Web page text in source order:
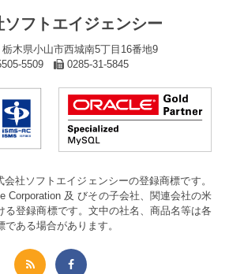
ソフトエイジェンシー
木県小山市西城南5丁目16番地9
5509
0285-31-5845
社ソフトエイジェンシーの登録商標です。
Corporation 及 びその子会社、関連会社の米
る登録商標です。文中の社名、商品名等は各
ある場合があります。